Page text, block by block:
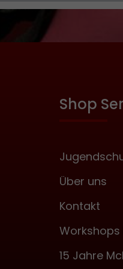
Shop
Über uns
Kontakt
Workshops
15 Jahre